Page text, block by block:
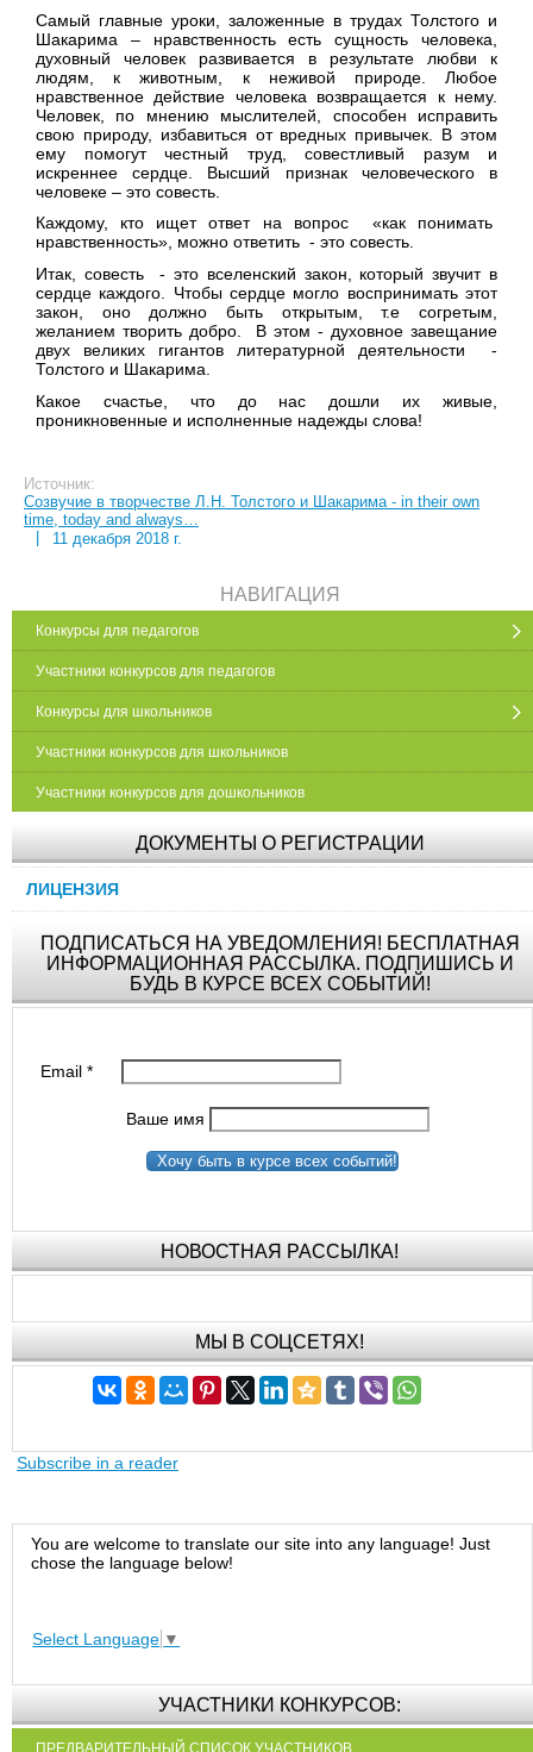
Самый главные уроки, заложенные в трудах Толстого и
Шакарима – нравственность есть сущность человека,
духовный человек развивается в результате любви к
людям, к животным, к неживой природе. Любое
нравственное действие человека возвращается к нему.
Человек, по мнению мыслителей, способен исправить
свою природу, избавиться от вредных привычек. В этом
ему помогут честный труд, совестливый разум и
искреннее сердце. Высший признак человеческого в
человеке – это совесть.
Каждому, кто ищет ответ на вопрос «как понимать
нравственность», можно ответить - это совесть.
Итак, совесть - это вселенский закон, который звучит в
сердце каждого. Чтобы сердце могло воспринимать этот
закон, оно должно быть открытым, т.е согретым,
желанием творить добро. В этом - духовное завещание
двух великих гигантов литературной деятельности -
Толстого и Шакарима.
Какое счастье, что до нас дошли их живые,
проникновенные и исполненные надежды слова!
Источник:
Созвучие в творчестве Л.Н. Толстого и Шакарима - in their own
time, today and always…
11 декабря 2018 г.
НАВИГАЦИЯ
Конкурсы для педагогов
Участники конкурсов для педагогов
Конкурсы для школьников
Участники конкурсов для школьников
Участники конкурсов для дошкольников
ДОКУМЕНТЫ О РЕГИСТРАЦИИ
ЛИЦЕНЗИЯ
ПОДПИСАТЬСЯ НА УВЕДОМЛЕНИЯ! БЕСПЛАТНАЯ
ИНФОРМАЦИОННАЯ РАССЫЛКА. ПОДПИШИСЬ И
БУДЬ В КУРСЕ ВСЕХ СОБЫТИЙ!
Email*
Ваше имя
Хочу быть в курсе всех событий!
НОВОСТНАЯ РАССЫЛКА!
МЫ В СОЦСЕТЯХ!
Subscribe in a reader
You are welcome to translate our site into any language! Just
chose the language below!
Select Language ▼
УЧАСТНИКИ КОНКУРСОВ:
ПРЕДВАРИТЕЛЬНЫЙ СПИСОК УЧАСТНИКОВ